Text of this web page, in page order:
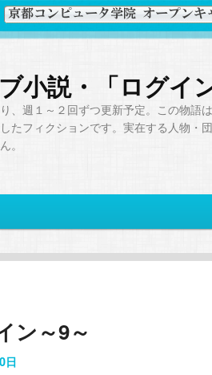
小説・「ログイ
、週１～２回ずつ更新予定。この物語
たフィクションです。実在する人物・
。
ン～9～
日